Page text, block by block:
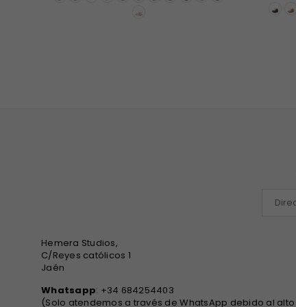
Hemera Studios,
C/Reyes católicos 1
Jaén
Whatsapp: +34 684254403
(Solo atendemos a través de WhatsApp debido al alto